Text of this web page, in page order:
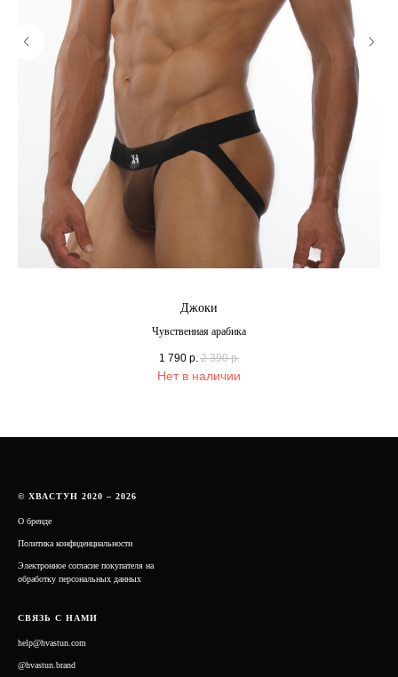
Джоки
Чувственная арабика
1 790 р. 2 390 р.
Нет в наличии
© ХВАСТУН 2020 – 2026
О бренде
Политика конфиденциальности
Электронное согласие покупателя на
обработку персональных данных
СВЯЗЬ С НАМИ
help@hvastun.com
@hvastun.brand